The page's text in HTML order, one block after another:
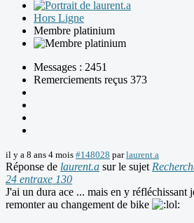
Hors Ligne
Membre platinium
Messages : 2451
Remerciements reçus 373
il y a 8 ans 4 mois #148028 parlaurent.a
Réponse de laurent.a sur le sujet
24 entraxe 130
J'ai un dura ace ... mais en y réfléchissant
remonter au changement de bike